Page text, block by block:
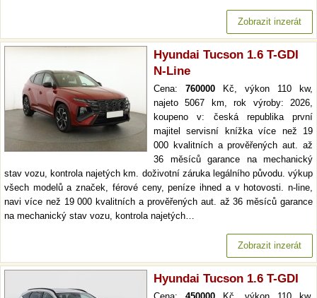
Zobrazit inzerát
Hyundai Tucson 1.6 T-GDI
N-Line
Cena: 760000 Kč, výkon 110 kw,
najeto 5067 km, rok výroby: 2026,
koupeno v: česká republika první
majitel servisní knížka více než 19
000 kvalitních a prověřených aut. až
36 měsíců garance na mechanický
stav vozu, kontrola najetých km. doživotní záruka legálního původu. výkup
všech modelů a značek, férové ceny, peníze ihned a v hotovosti. n-line,
navi více než 19 000 kvalitních a prověřených aut. až 36 měsíců garance
na mechanický stav vozu, kontrola najetých…
Zobrazit inzerát
Hyundai Tucson 1.6 T-GDI